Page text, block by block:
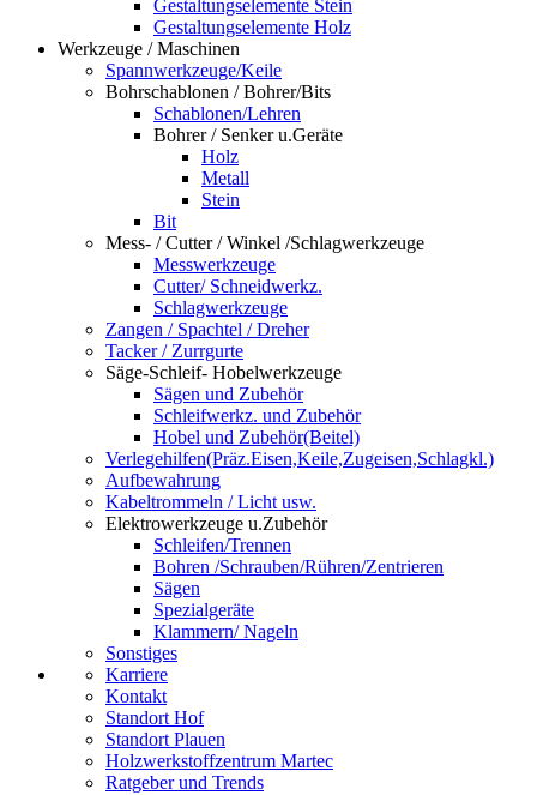
Gestaltungselemente Stein
Gestaltungselemente Holz
Werkzeuge / Maschinen
Spannwerkzeuge/Keile
Bohrschablonen / Bohrer/Bits
Schablonen/Lehren
Bohrer / Senker u.Geräte
Holz
Metall
Stein
Bit
Mess- / Cutter / Winkel /Schlagwerkzeuge
Messwerkzeuge
Cutter/ Schneidwerkz.
Schlagwerkzeuge
Zangen / Spachtel / Dreher
Tacker / Zurrgurte
Säge-Schleif- Hobelwerkzeuge
Sägen und Zubehör
Schleifwerkz. und Zubehör
Hobel und Zubehör(Beitel)
Verlegehilfen(Präz.Eisen,Keile,Zugeisen,Schlagkl.)
Aufbewahrung
Kabeltrommeln / Licht usw.
Elektrowerkzeuge u.Zubehör
Schleifen/Trennen
Bohren /Schrauben/Rühren/Zentrieren
Sägen
Spezialgeräte
Klammern/ Nageln
Sonstiges
Karriere
Kontakt
Standort Hof
Standort Plauen
Holzwerkstoffzentrum Martec
Ratgeber und Trends